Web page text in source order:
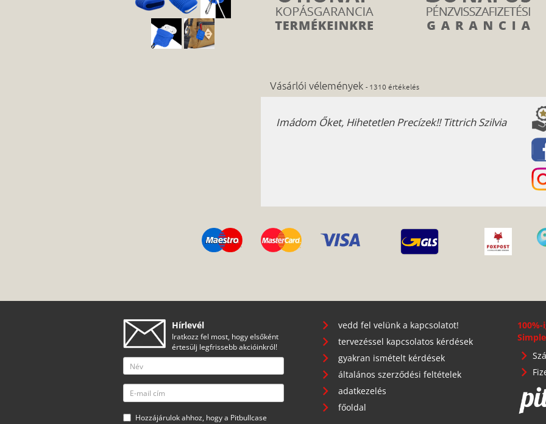
Vásárlói vélemények- 1310 értékelés
Imádom Őket, Hihetetlen Precízek!! Tittrich Szilvia
Hírlevél
Iratkozz fel most, hogy elsőként
értesülj legfrissebb akcióinkról!
Hozzájárulok ahhoz, hogy a Pitbullcase
vedd fel velünk a kapcsolatot!
tervezéssel kapcsolatos kérdések
gyakran ismételt kérdések
általános szerződési feltételek
adatkezelés
főoldal